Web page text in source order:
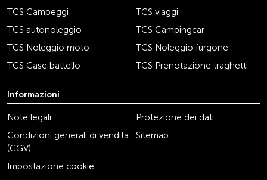
TCS Campeggi
TCS viaggi
TCS autonoleggio
TCS Campingcar
TCS Noleggio moto
TCS Noleggio furgone
TCS Case battello
TCS Prenotazione traghetti
Informazioni
Note legali
Protezione dei dati
Condizioni generali di vendita
(CGV)
Sitemap
Impostazione cookie